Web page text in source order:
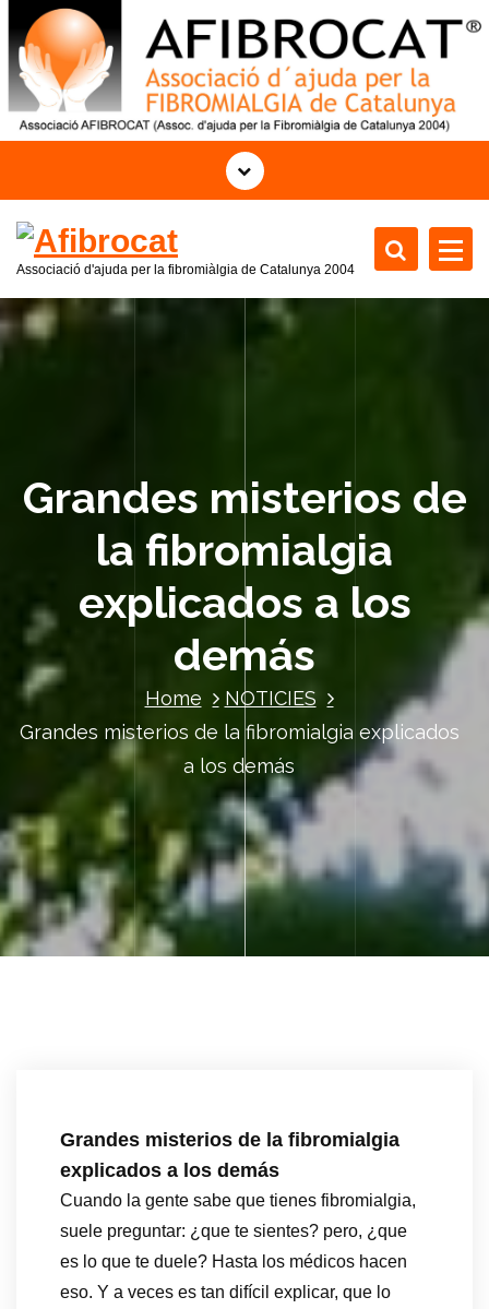
o
n
t
Associació d'ajuda per la fibromiàlgia de Catalunya 2004
Grandes misterios de
la fibromialgia
explicados a los
demás
Home
NOTICIES
Grandes misterios de la fibromialgia explicados
a los demás
Grandes misterios de la fibromialgia
explicados a los demás
Cuando la gente sabe que tienes fibromialgia,
suele preguntar: ¿que te sientes? pero, ¿que
es lo que te duele? Hasta los médicos hacen
eso. Y a veces es tan difícil explicar, que lo